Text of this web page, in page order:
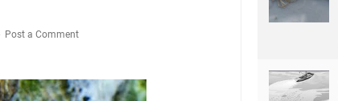
Post a Comment